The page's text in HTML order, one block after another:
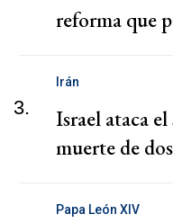
reforma que
3.
Irán
Israel ataca
muerte de
Papa León XIV